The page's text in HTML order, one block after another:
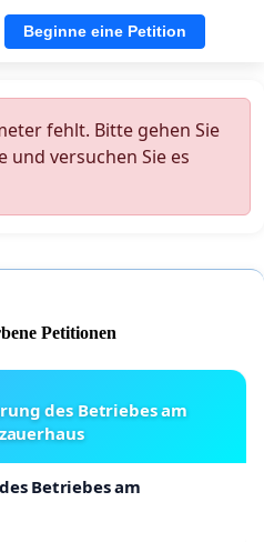
Beginne eine Petition
fehlt. Bitte gehen Sie
versuchen Sie es
Petitionen
des Betriebes am
Betriebes am